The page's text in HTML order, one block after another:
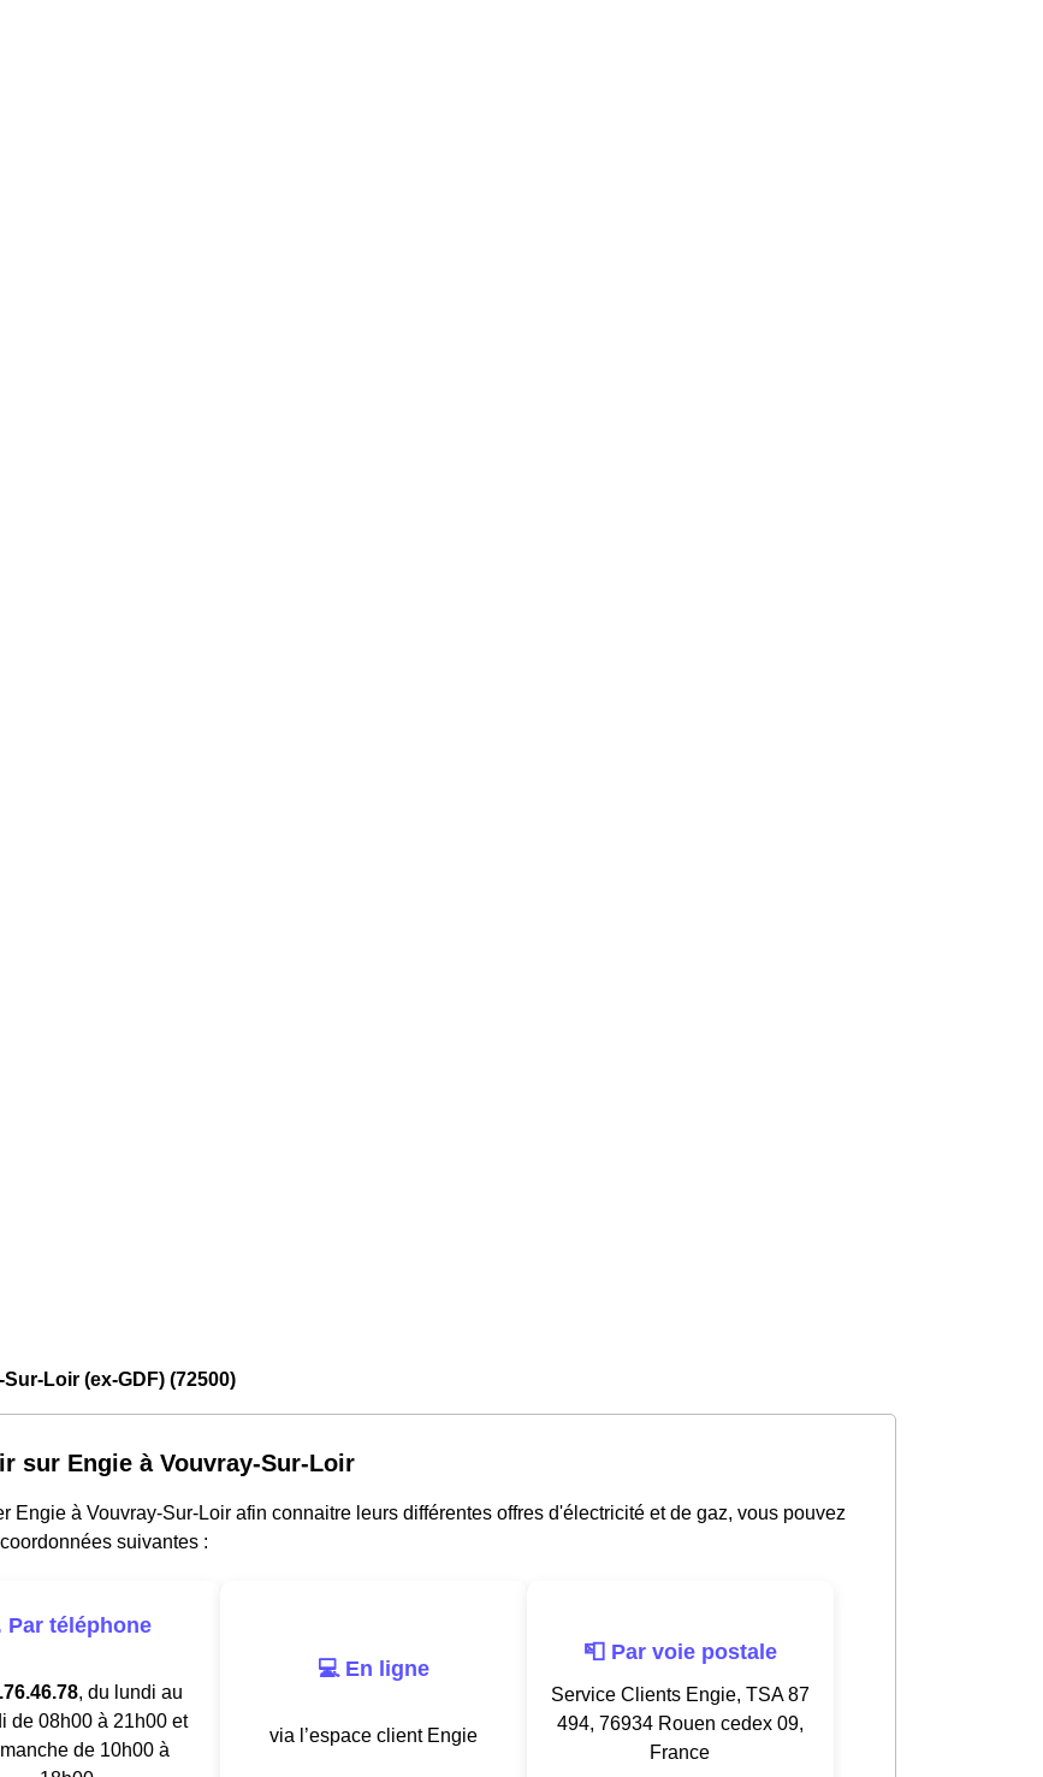
Loir (ex-GDF) (72500)
sur Engie à Vouvray-Sur-Loir
Engie à Vouvray-Sur-Loir afin connaitre leurs différentes offres d'électricité et de gaz, vous pouvez
suivantes :
Par téléphone
, du lundi au
de 08h00 à 21h00 et
de 10h00 à
💻 En ligne
via l’espace client Engie
📮 Par voie postale
Service Clients Engie, TSA 87
494, 76934 Rouen cedex 09,
France